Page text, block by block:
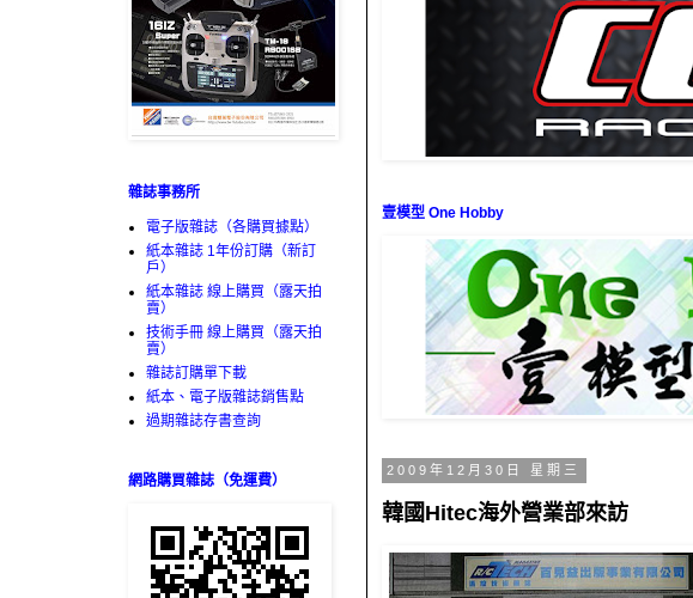
壹模型 One Hobby
2009年12月30日 星期三
韓國Hitec海外營業部來訪
雜誌事務所
電子版雜誌（各購買據點）
紙本雜誌 1年份訂購（新訂
戶）
紙本雜誌 線上購買（露天拍
賣）
技術手冊 線上購買（露天拍
賣）
雜誌訂購單下載
紙本、電子版雜誌銷售點
過期雜誌存書查詢
網路購買雜誌（免運費）